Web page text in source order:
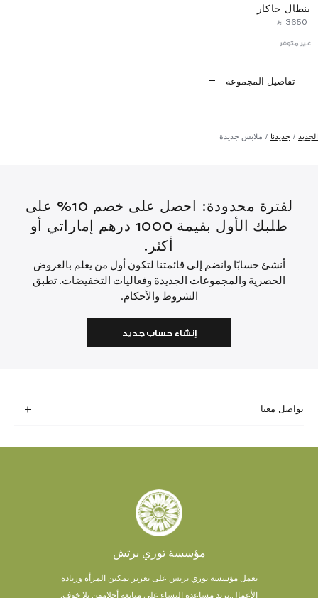
بنطال جاكار
‎ ⃁ ⁦3650⁩ ‎
غير متوفر
تفاصيل المجموعة
الجديد جديدنا ملابس جديدة
لفترة محدودة: احصل على خصم 10% على
طلبك الأول بقيمة 1000 درهم إماراتي أو
أكثر.
أنشئ حسابًا وانضم إلى قائمتنا لتكون أول من يعلم بالعروض
الحصرية والمجموعات الجديدة وفعاليات التخفيضات. تطبق
الشروط والأحكام.
إنشاء حساب جديد
تواصل معنا
مؤسسة توري برتش
تعمل مؤسسة توري برتش على تعزيز تمكين المرأة وريادة
الأعمال.نريد مساعدة النساء على متابعة أحلامهن بلا خوف.